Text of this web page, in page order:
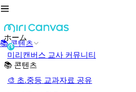
📚 콘텐츠
ホーム
미리캔버스 교사 커뮤니티
📚 콘텐츠
🎨 초.중등 교과자료 공유